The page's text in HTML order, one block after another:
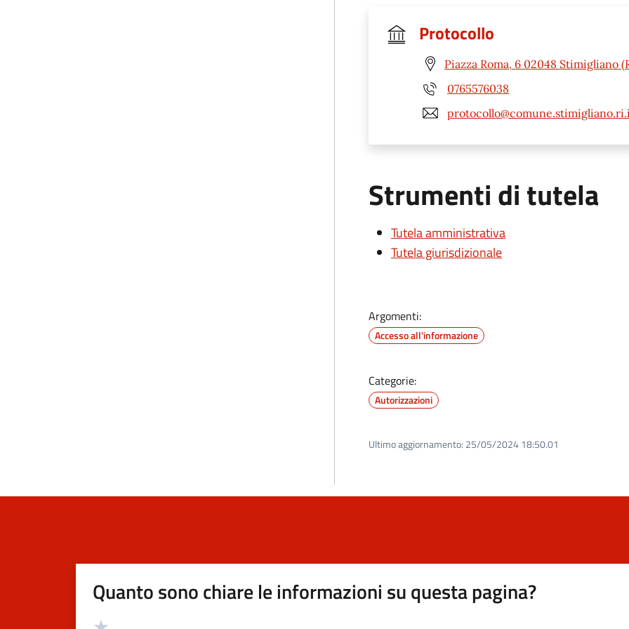
Protocollo
Piazza Roma, 6 02048 Stimigliano
0765576038
Strumenti di tutela
Tutela amministrativa
Tutela giurisdizionale
Argomenti:
Accesso all'informazione
Categorie:
Autorizzazioni
Ultimo aggiornamento: 25/05/2024 18:50.01
Quanto sono chiare le informazioni su questa pagina?
Valutazione